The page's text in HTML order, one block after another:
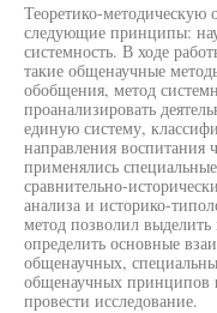
Теоретико-методическую
следующие принципы:
системность. В ходе
такие общенаучные
обобщения, метод
проанализировать
единую систему,
направления
применялись
сравнительно-
анализа и историко-
метод позволил
определить основные
общенаучных,
общенаучных принципов
провести исследование.